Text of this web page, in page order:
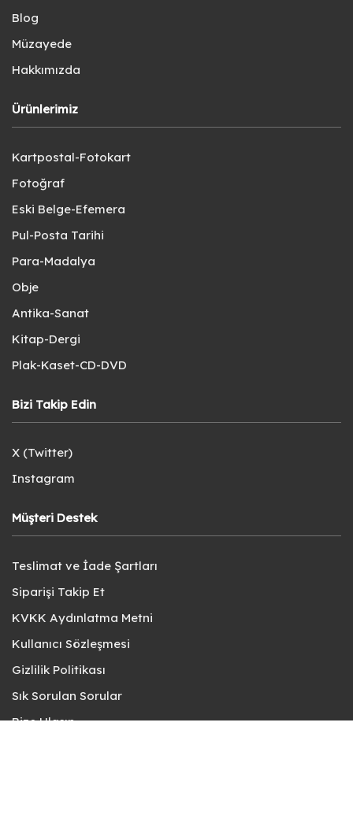
Blog
Müzayede
Hakkımızda
Ürünlerimiz
Kartpostal-Fotokart
Fotoğraf
Eski Belge-Efemera
Pul-Posta Tarihi
Para-Madalya
Obje
Antika-Sanat
Kitap-Dergi
Plak-Kaset-CD-DVD
Bizi Takip Edin
X (Twitter)
Instagram
Müşteri Destek
Teslimat ve İade Şartları
Siparişi Takip Et
KVKK Aydınlatma Metni
Kullanıcı Sözleşmesi
Gizlilik Politikası
Sık Sorulan Sorular
Bize Ulaşın